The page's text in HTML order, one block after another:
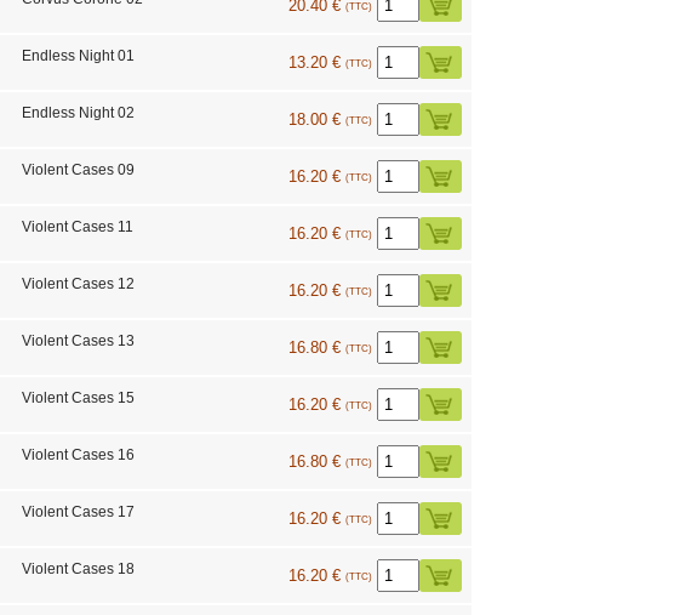
20.40 € (TTC)
Endless Night 01 13.20 € (TTC)
Endless Night 02 18.00 € (TTC)
Violent Cases 09 16.20 € (TTC)
Violent Cases 11 16.20 € (TTC)
Violent Cases 12 16.20 € (TTC)
Violent Cases 13 16.80 € (TTC)
Violent Cases 15 16.20 € (TTC)
Violent Cases 16 16.80 € (TTC)
Violent Cases 17 16.20 € (TTC)
Violent Cases 18 16.20 € (TTC)